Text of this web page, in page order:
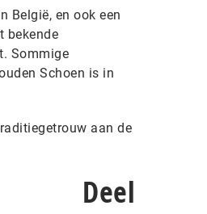
België, en ook een
bekende
Sommige
Schoen is in
aan de
Deel